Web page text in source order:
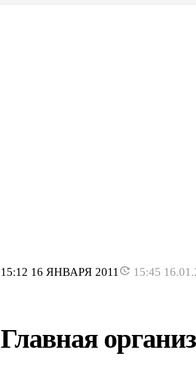
15:12 16 ЯНВАРЯ 2011 15:45
Главная